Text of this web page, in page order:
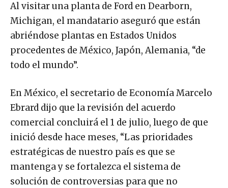
Al visitar una planta de Ford en Dearborn,
Michigan, el mandatario aseguró que están
abriéndose plantas en Estados Unidos
procedentes de México, Japón, Alemania, “de
todo el mundo”.
En México, el secretario de Economía Marcelo
Ebrard dijo que la revisión del acuerdo
comercial concluirá el 1 de julio, luego de que
inició desde hace meses, “Las prioridades
estratégicas de nuestro país es que se
mantenga y se fortalezca el sistema de
solución de controversias para que no